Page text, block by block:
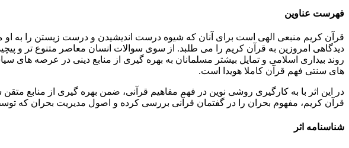
فهرست عناوین
قرآن کریم منبعی الهی است برای آنان که شیوه درست اندیشیدن و درست زیستن را به او
دیدگاهی امروزین به قرآن کریم را می طلبد. از سوی سوالات انسان معاصر متنوع تر و
روند بیداری اسلامی و تمایل بیشتر مسلمانان به بهره گیری از منابع دینی در عرصه
های سنتی فهم قرآن کاملا هویدا است.
در این اثر با به کارگیری روشی نوین در فهم مفاهیم قرآنی، ضمن بهره گیری از منابع
قرآن کریم، مفهوم بحران را در گفتمان قرآنی بررسی کرده و اصول مدیریت بحران که توسط
شناسنامه اثر